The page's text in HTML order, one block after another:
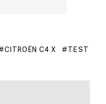
CITROËN C4 X
TEST